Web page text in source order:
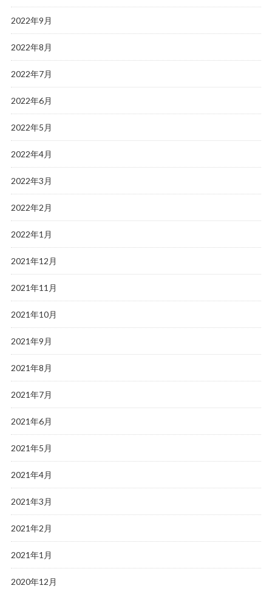
2022年9月
2022年8月
2022年7月
2022年6月
2022年5月
2022年4月
2022年3月
2022年2月
2022年1月
2021年12月
2021年11月
2021年10月
2021年9月
2021年8月
2021年7月
2021年6月
2021年5月
2021年4月
2021年3月
2021年2月
2021年1月
2020年12月